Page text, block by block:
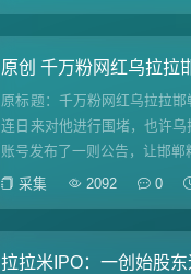
原创 千万粉网红乌拉拉
原标题：千万粉网红乌拉拉
连日来对他进行围堵，也许
账号发布了一则公告，让邯郸
采集
2092 0
拉拉米IPO：一创始股